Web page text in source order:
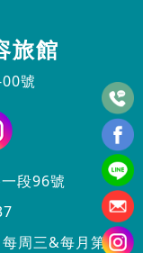
旅館
號
段96號
周三&每月第